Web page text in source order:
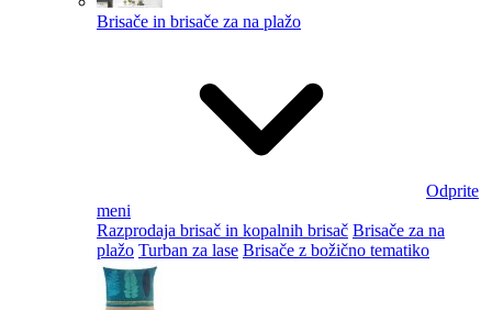
Brisače in brisače za na plažo
Odprite
meni
Razprodaja brisač in kopalnih brisač Brisače za na
plažo Turban za lase Brisače z božično tematiko